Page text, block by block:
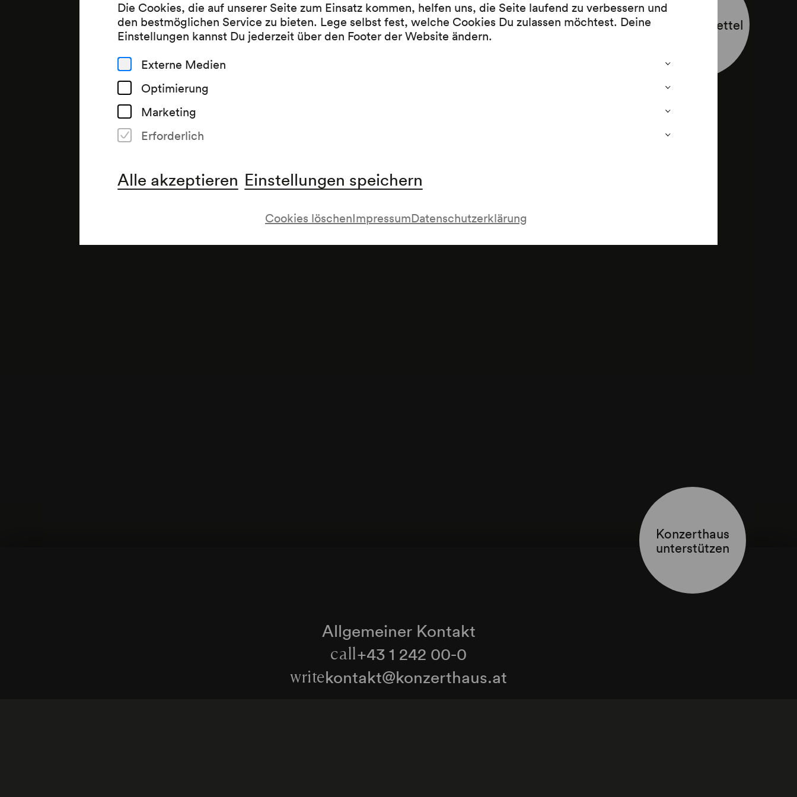
Die Cookies, die auf unserer Seite zum Einsatz kommen, helfen uns, die Seite laufend zu verbessern und
den bestmöglichen Service zu bieten. Lege selbst fest, welche Cookies Du zulassen möchtest. Deine
Einstellungen kannst Du jederzeit über den Footer der Website ändern.
Externe Medien
Optimierung
Marketing
Erforderlich
Alle akzeptieren Einstellungen speichern
Cookies löschenImpressumDatenschutzerklärung
Werke von Paula von Preradovic, vorgetragen von Alma
Seidler
Werke von Rudolf Henz, vorgetragen von Raoul Aslan
Programmzettel
Dichterstunde im Rahmen der »Kulturtage christlichen Gestes«
Konzerthaus
unterstützen
Allgemeiner Kontakt
call+43 1 242 00-0
writekontakt@konzerthaus.at